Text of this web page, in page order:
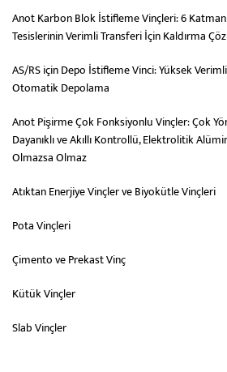
Anot Karbon Blok İstifleme Vinçleri: 6
Tesislerinin Verimli Transferi İçin Kaldırma
AS/RS için Depo İstifleme Vinci: Yüksek
Otomatik Depolama
Anot Pişirme Çok Fonksiyonlu Vinçler: Çok
Dayanıklı ve Akıllı Kontrollü, Elektrolitik
Olmazsa Olmaz
Atıktan Enerjiye Vinçler ve Biyokütle Vinçleri
Pota Vinçleri
Çimento ve Prekast Vinç
Kütük Vinçler
Slab Vinçler